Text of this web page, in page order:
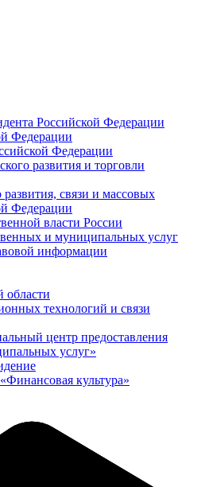
Российской Федерации
Федерации
Федерации
развития и торговли
связи и массовых
Федерации
власти России
и муниципальных услуг
информации
области
технологий и связи
центр предоставления
услуг»
культура»